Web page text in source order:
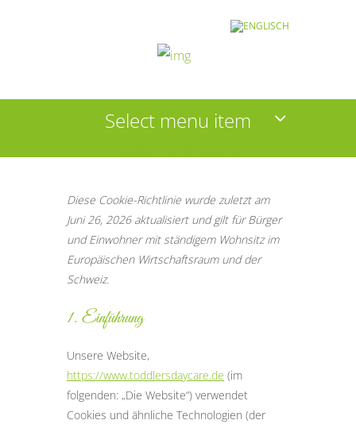
Select menu item
Diese Cookie-Richtlinie wurde zuletzt am
Juni 26, 2026 aktualisiert und gilt für Bürger
und Einwohner mit ständigem Wohnsitz im
Europäischen Wirtschaftsraum und der
Schweiz.
1. Einführung
Unsere Website,
https://www.toddlersdaycare.de (im
folgenden: „Die Website“) verwendet
Cookies und ähnliche Technologien (der